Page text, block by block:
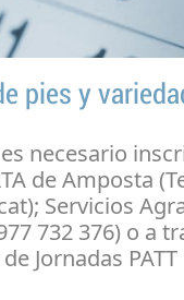
pies y
necesario
de Amposta
Servicios
732 376) o a
Jornadas